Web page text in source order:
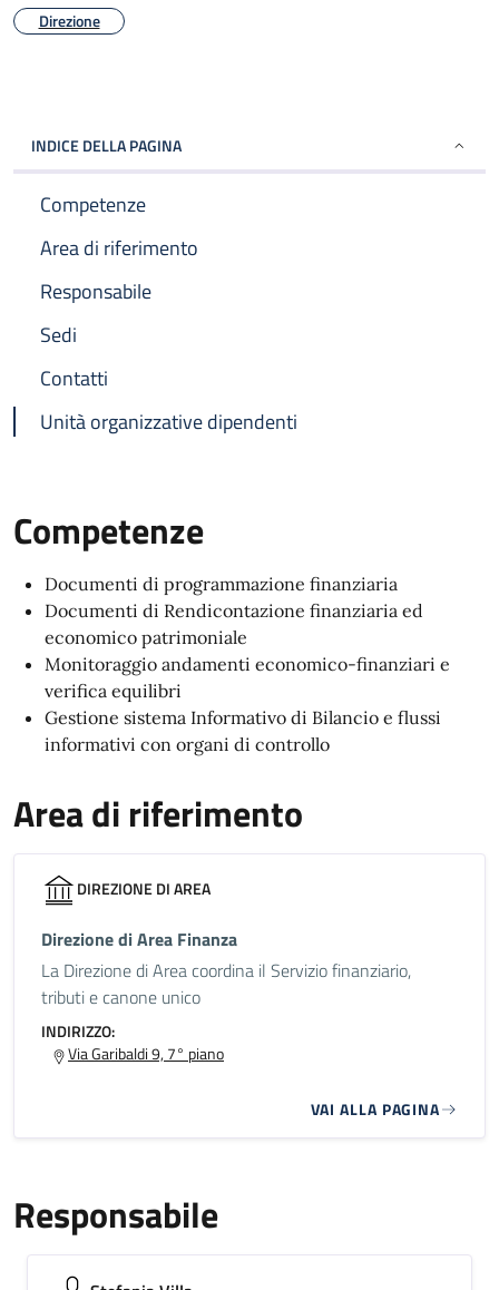
Direzione
INDICE DELLA PAGINA
Competenze
Area di riferimento
Responsabile
Sedi
Contatti
Unità organizzative dipendenti
Competenze
Documenti di programmazione finanziaria
Documenti di Rendicontazione finanziaria ed
economico patrimoniale
Monitoraggio andamenti economico-finanziari e
verifica equilibri
Gestione sistema Informativo di Bilancio e flussi
informativi con organi di controllo
Area di riferimento
DIREZIONE DI AREA
Direzione di Area Finanza
La Direzione di Area coordina il Servizio finanziario,
tributi e canone unico
INDIRIZZO:
Via Garibaldi 9, 7° piano
VAI ALLA PAGINA
Responsabile